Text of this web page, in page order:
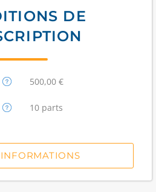
DE
500,00 €
10 parts